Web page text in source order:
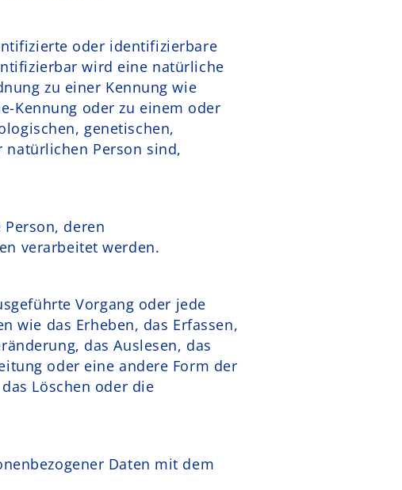
oder identifizierbare
wird eine natürliche
zu einer Kennung wie
Kennung oder zu einem oder
genetischen,
Person sind,
deren
verarbeitet werden.
Vorgang oder jede
wie das Erheben, das Erfassen,
das Auslesen, das
oder eine andere Form der
Löschen oder die
Daten mit dem